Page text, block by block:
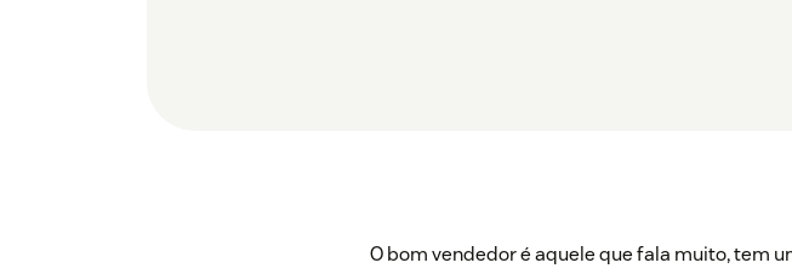
O bom vendedor é aquele que fala muito, tem